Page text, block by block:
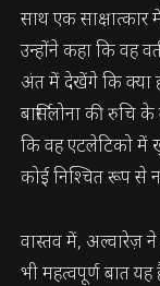
साथ एक साक्षात्कार
उन्होंने कहा कि वह
अंत में देखेंगे कि क्या
बार्सिलोना की रुचि
कि वह एटलेटिको में
कोई निश्चित रूप से
वास्तव में, अल्वारेज़
भी महत्वपूर्ण बात